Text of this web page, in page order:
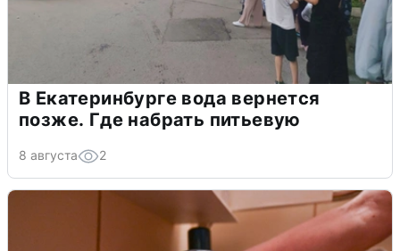
В Екатеринбурге вода вернется
позже. Где набрать питьевую
8 августа 2